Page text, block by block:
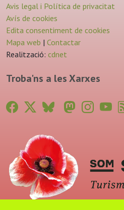
Avis legal i Política de privacitat
Avís de cookies
Edita consentiment de cookies
Mapa web | Contactar
Realització: cdnet
Troba'ns a les Xarxes